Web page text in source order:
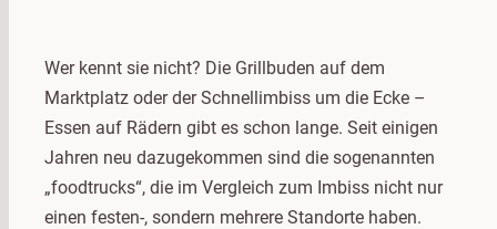
Wer kennt sie nicht? Die Grillbuden auf dem
Marktplatz oder der Schnellimbiss um die Ecke –
Essen auf Rädern gibt es schon lange. Seit einigen
Jahren neu dazugekommen sind die sogenannten
„foodtrucks“, die im Vergleich zum Imbiss nicht nur
einen festen-, sondern mehrere Standorte haben.